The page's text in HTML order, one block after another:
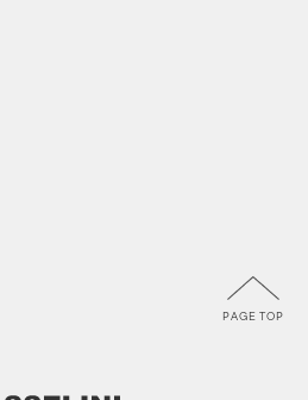
PAGE TOP